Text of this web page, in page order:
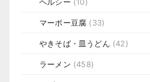
マーボー豆腐 (33)
やきそば・皿うどん (42)
ラーメン (458)